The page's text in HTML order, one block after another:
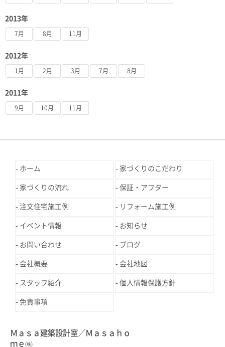
2013年
7月 8月 11月
2012年
1月 2月 3月 7月 8月
2011年
9月 10月 11月
ホーム 家づくりのこだわり
家づくりの流れ 保証・アフター
注文住宅施工例 リフォーム施工例
イベント情報 お知らせ
お問い合わせ ブログ
会社概要 会社地図
スタッフ紹介 個人情報保護方針
免責事項
Ｍａｓａ建築設計室／Ｍａｓａｈｏ
ｍｅ㈱